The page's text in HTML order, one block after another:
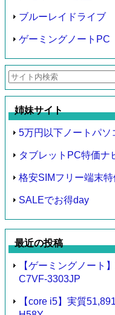
ブルーレイドライブ
ゲーミングノートPC
検
索:
姉妹サイト
5万円以下ノートパソ
タブレットPC特価ナ
格安SIMフリー端末
SALEでお得day
最近の投稿
【ゲーミングノート
C7VF-3303JP
【core i5】実質